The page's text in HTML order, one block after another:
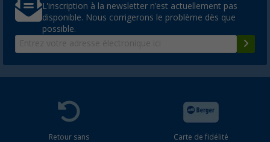
L'inscription à la newsletter n'est actuellement pas
disponible. Nous corrigerons le problème dès que
possible.
Retour sans
Carte de fidélité